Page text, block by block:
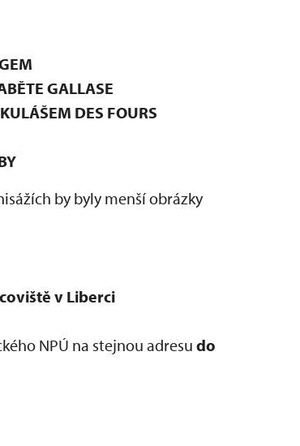
GALLASE
DES FOURS
by byly menší obrázky
v Liberci
NPÚ na stejnou adresu do